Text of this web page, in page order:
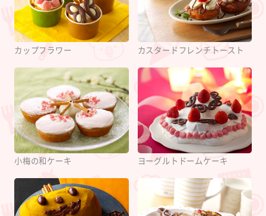
カップフラワー カスタードフレンチトースト
小梅の和ケーキ ヨーグルトドームケーキ